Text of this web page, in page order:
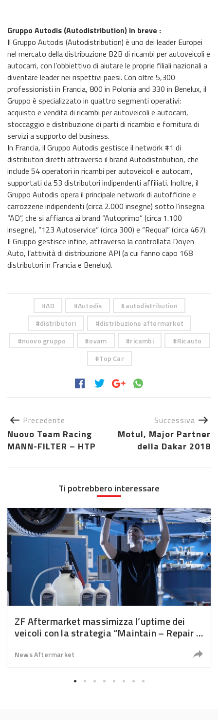
Gruppo Autodis (Autodistribution) in breve :
Il Gruppo Autodis (Autodistribution) è uno dei leader Europei
nel mercato della distribuzione B2B di ricambi per autoveicoli e
autocarri, con l’obbiettivo di aiutare le proprie filiali nazionali a
diventare leader nei rispettivi paesi. Con oltre 5,300
professionisti in Francia, 800 in Polonia and 330 in Benelux, il
Gruppo è specializzato in quattro segmenti operativi:
acquisto e vendita di ricambi per autoveicoli e autocarri,
stoccaggio e distribuzione di parti di ricambio e fornitura di
servizi a supporto del business.
In Francia, il Gruppo Autodis gestisce il network #1 di
distributori diretti attraverso il brand Autodistribution, che
include 54 operatori in ricambi per autoveicoli e autocarri,
supportati da 53 distributori indipendenti affiliati. Inoltre, il
Gruppo Autodis opera il principale network di autofficine e
carrozzerie indipendenti (circa 2.000 insegne) sotto l’insegna
“AD”, che si affianca ai brand “Autoprimo” (circa 1.100
insegne), “123 Autoservice” (circa 300) e “Requal” (circa 467).
Il Gruppo gestisce infine, attraverso la controllata Doyen
Auto, l’attività di distribuzione API (a cui fanno capo 168
distributori in Francia e Benelux).
AD Autodis
autodistribution
distributori
distribuzione aftermarket
nuovo gruppo
ovam ricambi
Ricauto
Top Car
Precedente
Nuovo Team Racing
MANN-FILTER – HTP
Successiva
Motul, Major Partner
della Dakar 2018
Ti potrebbero interessare
ZF Aftermarket massimizza l’uptime dei
veicoli con la strategia “Maintain – Repair –
News Aftermarket